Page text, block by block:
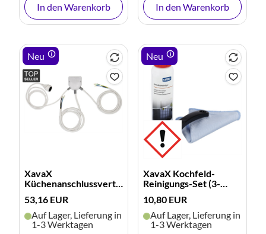
In den Warenkorb In den Warenkorb
XavaX
Küchenanschlussverteiler
53,16 EUR
Auf Lager, Lieferung in
1-3 Werktagen
Neu
XavaX Kochfeld-
Reinigungs-Set (3-
10,80 EUR
Auf Lager, Lieferung in
1-3 Werktagen
Neu